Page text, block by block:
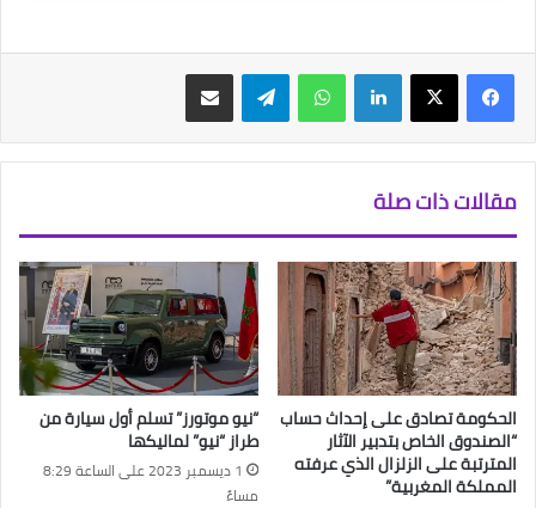
فيسبوك‫X لينكدإن واتساب تيلقرام مشاركة عبر البريد
مقالات ذات صلة
الحكومة تصادق على إحداث حساب
“الصندوق الخاص بتدبير الآثار
المترتبة على الزلزال الذي عرفته
المملكة المغربية”
“نيو موتورز” تسلم أول سيارة من
طراز “نيو” لماليكها
1 ديسمبر 2023 على الساعة 8:29
مساءً